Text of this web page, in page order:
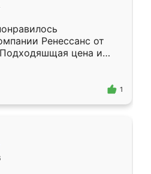
Ренессанс от
цена и
Приехавший
Владислав
эскизу самый
1